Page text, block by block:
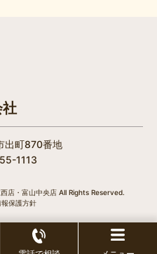
社
出町870番地
1113
店・富山中央店 All Rights Reserved.
保護方針